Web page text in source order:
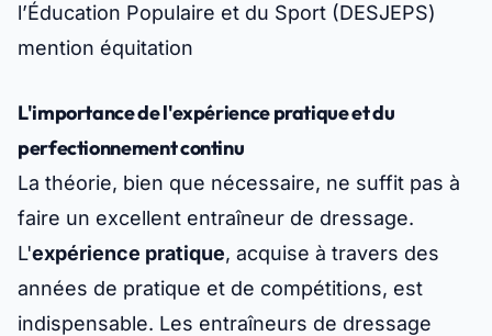
l’Éducation Populaire et du Sport (DESJEPS)
mention équitation
L'importance de l'expérience pratique et du
perfectionnement continu
La théorie, bien que nécessaire, ne suffit pas à
faire un excellent entraîneur de dressage.
L'expérience pratique, acquise à travers des
années de pratique et de compétitions, est
indispensable. Les entraîneurs de dressage